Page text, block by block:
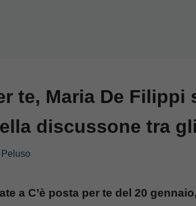
te, Maria De Filippi
discussone tra
a C’è posta per te del 20